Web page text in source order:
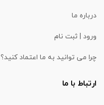
درباره ما
ورود | ثبت نام
چرا می توانید به ما اعتماد کنید؟
ارتباط با ما